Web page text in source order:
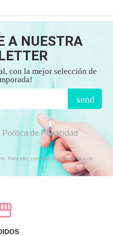
A NUESTRA
con la mejor selección de
send
Política de Privacidad
Para ello, consulte nuestra política de